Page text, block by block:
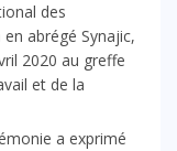
des
abrégé Synajic,
2020 au greffe
et de la
a exprimé